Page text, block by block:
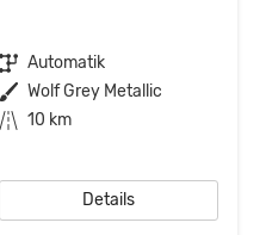
Getriebe Automatik
Außenfarbe Wolf Grey Metallic
Kilometerstand 10 km
Details